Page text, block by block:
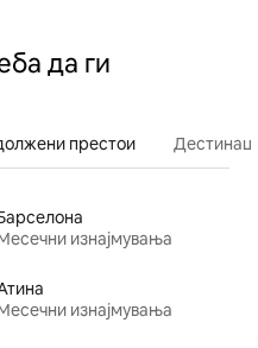
да ги
престои
изнајмувања
изнајмувања